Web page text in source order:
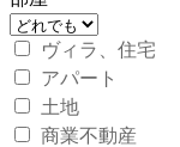
ヴィラ、住宅
アパート
土地
商業不動産